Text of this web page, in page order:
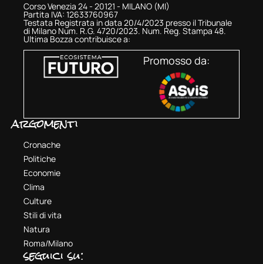
Corso Venezia 24 - 20121 - MILANO (MI)
Partita IVA: 12633760967
Testata Registrata in data 20/4/2023 presso il Tribunale
di Milano Num. R.G. 4720/2023. Num. Reg. Stampa 48.
Ultima Bozza contribuisce a:
Promosso da:
argomenti
Cronache
Politiche
Economie
Clima
Culture
Stili di vita
Natura
Roma/Milano
seguici su: